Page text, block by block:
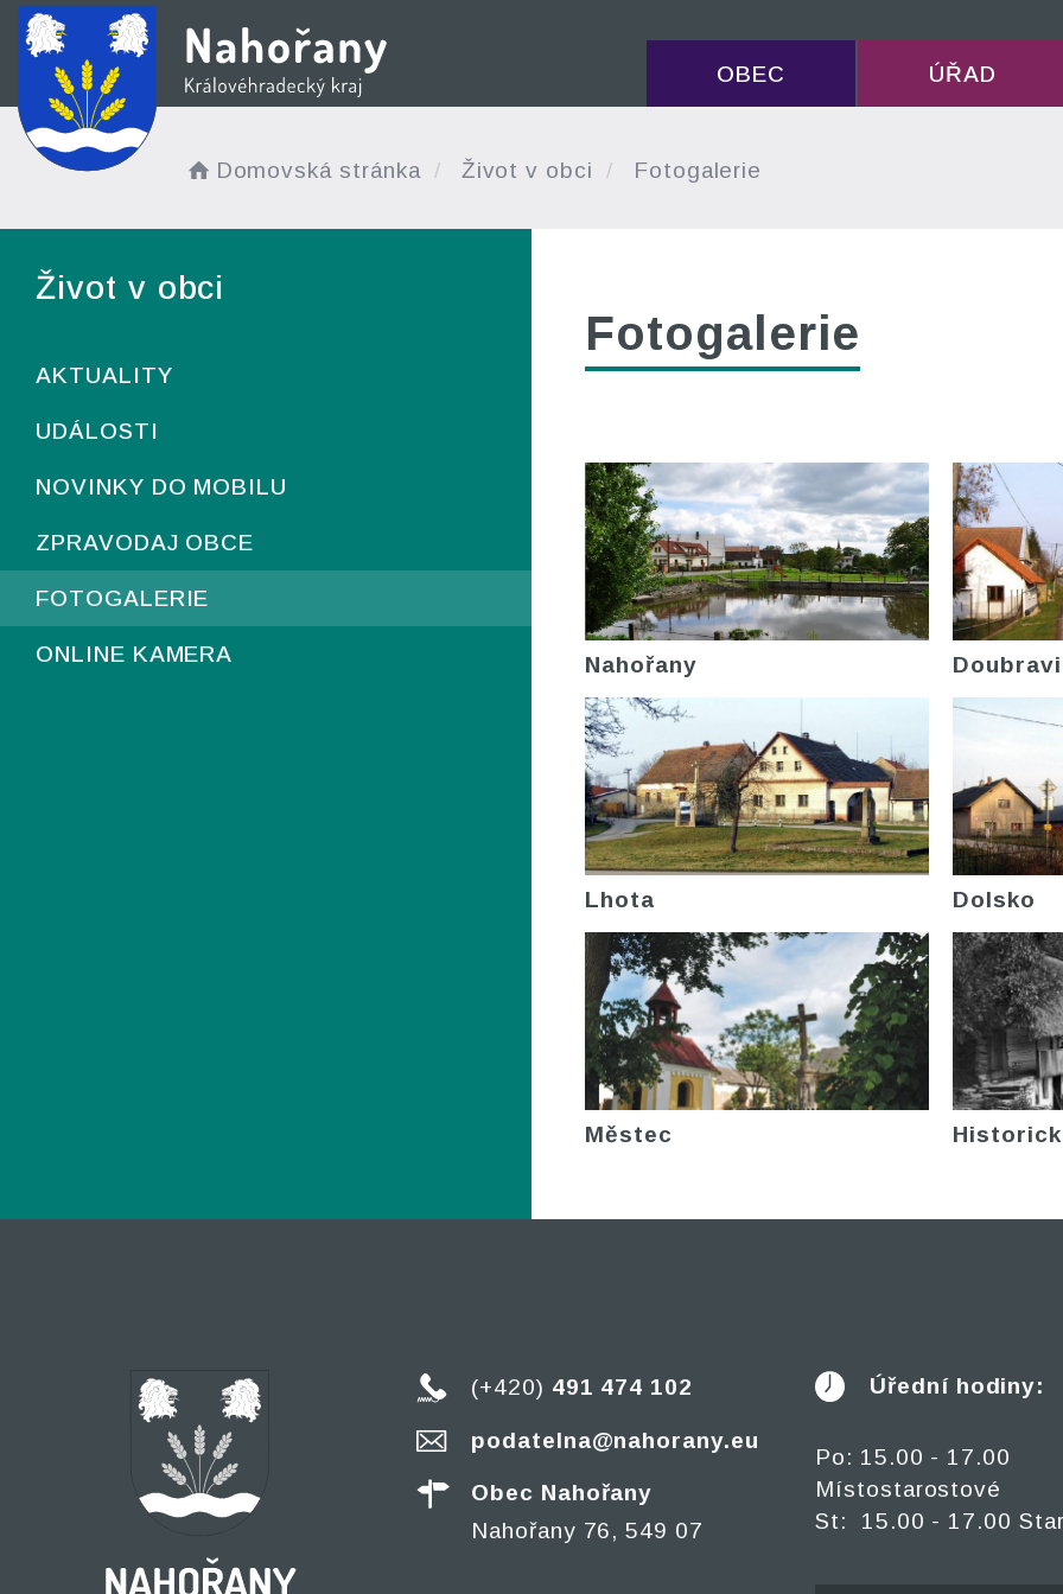
OBEC ÚŘAD
Domovská stránka Život v obci Fotogalerie
Život v obci
AKTUALITY
UDÁLOSTI
NOVINKY DO MOBILU
ZPRAVODAJ OBCE
FOTOGALERIE
ONLINE KAMERA
Fotogalerie
Nahořany
Lhota Dolsko
Městec
(+420) 491 474 102
podatelna@nahorany.eu
Obec Nahořany
Nahořany 76, 549 07
Úřední hodiny:
Po: 15.00 - 17.00
Místostarostové
St: 15.00 - 17.00